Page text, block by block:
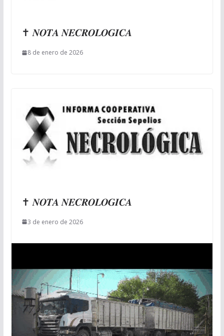
✝ 𝑵𝑶𝑻𝑨 𝑵𝑬𝑪𝑹𝑶𝑳𝑶𝑮𝑰𝑪𝑨
8 de enero de 2026
✝ 𝑵𝑶𝑻𝑨 𝑵𝑬𝑪𝑹𝑶𝑳𝑶𝑮𝑰𝑪𝑨
3 de enero de 2026